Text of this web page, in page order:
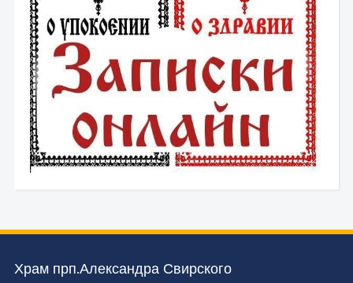
Храм прп.Александра Свирского